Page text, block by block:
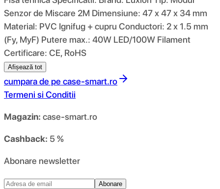
Senzor de Miscare 2M Dimensiune: 47 x 47 x 34 mm
Material: PVC Ignifug + cupru Conductori: 2 x 1.5 mm
(Fy, MyF) Putere max.: 40W LED/100W Filament
Certificare: CE, RoHS
Afișează tot
cumpara de pe case-smart.ro
Termeni si Conditii
Magazin: case-smart.ro
Cashback: 5 %
Abonare newsletter
Abonare